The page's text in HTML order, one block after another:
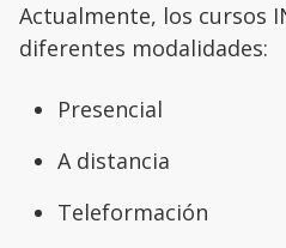
Actualmente, los cursos
diferentes modalidades:
Presencial
A distancia
Teleformación